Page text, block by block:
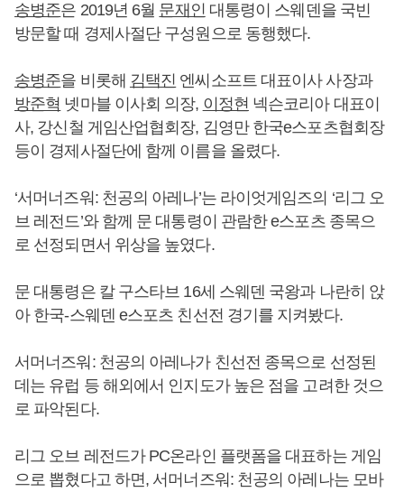
송병준은 2019년 6월 문재인 대통령이 스웨덴을 국빈
방문할 때 경제사절단 구성원으로 동행했다.
송병준을 비롯해 김택진 엔씨소프트 대표이사 사장과
방준혁 넷마블 이사회 의장, 이정현 넥슨코리아 대표이
사, 강신철 게임산업협회장, 김영만 한국e스포츠협회장
등이 경제사절단에 함께 이름을 올렸다.
‘서머너즈워: 천공의 아레나’는 라이엇게임즈의 ‘리그 오
브 레전드’와 함께 문 대통령이 관람한 e스포츠 종목으
로 선정되면서 위상을 높였다.
문 대통령은 칼 구스타브 16세 스웨덴 국왕과 나란히 앉
아 한국-스웨덴 e스포츠 친선전 경기를 지켜봤다.
서머너즈워: 천공의 아레나가 친선전 종목으로 선정된
데는 유럽 등 해외에서 인지도가 높은 점을 고려한 것으
로 파악된다.
리그 오브 레전드가 PC온라인 플랫폼을 대표하는 게임
으로 뽑혔다고 하면, 서머너즈워: 천공의 아레나는 모바